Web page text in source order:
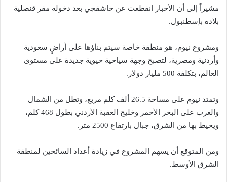
مشيراً إلى أن الأخبار انقطعت عن خاشقجي بعد دخوله مقر قنصلية
بلاده بإسطنبول.
ومشروع نيوم، هو منطقة خاصة سيتم بناؤها على أراضٍ سعودية
وأردنية ومصرية، لتصبح وجهة سياحية حيوية جديدة على مستوى
العالم، بتكلفة 500 مليار دولار.
وتمتد نيوم على مساحة 26.5 ألف كلم مربع، وتطل من الشمال
والغرب على البحر الأحمر وخليج العقبة الأردني بطول 468 كلم،
ويحيط بها من الشرق، جبال بارتفاع 2500 متر.
ومن المتوقع أن يسهم المشروع في زيادة أعداد السائحين لمنطقة
الشرق الأوسط.